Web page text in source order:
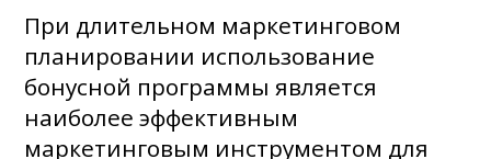
При длительном маркетинговом
планировании использование
бонусной программы является
наиболее эффективным
маркетинговым инструментом для